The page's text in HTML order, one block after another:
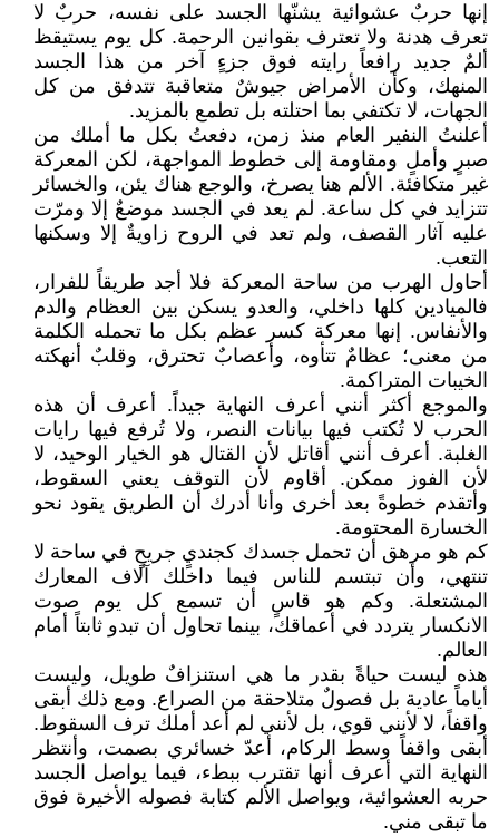
إنها حربٌ عشوائية يشنّها الجسد على نفسه، حربٌ لا
تعرف هدنة ولا تعترف بقوانين الرحمة. كل يوم يستيقظ
ألمٌ جديد رافعاً رايته فوق جزءٍ آخر من هذا الجسد
المنهك، وكأن الأمراض جيوشٌ متعاقبة تتدفق من كل
الجهات، لا تكتفي بما احتلته بل تطمع بالمزيد.
أعلنتُ النفير العام منذ زمن، دفعتُ بكل ما أملك من
صبرٍ وأملٍ ومقاومة إلى خطوط المواجهة، لكن المعركة
غير متكافئة. الألم هنا يصرخ، والوجع هناك يئن، والخسائر
تتزايد في كل ساعة. لم يعد في الجسد موضعٌ إلا ومرّت
عليه آثار القصف، ولم تعد في الروح زاويةٌ إلا وسكنها
التعب.
أحاول الهرب من ساحة المعركة فلا أجد طريقاً للفرار،
فالميادين كلها داخلي، والعدو يسكن بين العظام والدم
والأنفاس. إنها معركة كسر عظم بكل ما تحمله الكلمة
من معنى؛ عظامٌ تتأوه، وأعصابٌ تحترق، وقلبٌ أنهكته
الخيبات المتراكمة.
والموجع أكثر أنني أعرف النهاية جيداً. أعرف أن هذه
الحرب لا تُكتب فيها بيانات النصر، ولا تُرفع فيها رايات
الغلبة. أعرف أنني أقاتل لأن القتال هو الخيار الوحيد، لا
لأن الفوز ممكن. أقاوم لأن التوقف يعني السقوط،
وأتقدم خطوةً بعد أخرى وأنا أدرك أن الطريق يقود نحو
الخسارة المحتومة.
كم هو مرهق أن تحمل جسدك كجنديٍ جريحٍ في ساحة لا
تنتهي، وأن تبتسم للناس فيما داخلك آلاف المعارك
المشتعلة. وكم هو قاسٍ أن تسمع كل يوم صوت
الانكسار يتردد في أعماقك، بينما تحاول أن تبدو ثابتاً أمام
العالم.
هذه ليست حياةً بقدر ما هي استنزافٌ طويل، وليست
أياماً عادية بل فصولٌ متلاحقة من الصراع. ومع ذلك أبقى
واقفاً، لا لأنني قوي، بل لأنني لم أعد أملك ترف السقوط.
أبقى واقفاً وسط الركام، أعدّ خسائري بصمت، وأنتظر
النهاية التي أعرف أنها تقترب ببطء، فيما يواصل الجسد
حربه العشوائية، ويواصل الألم كتابة فصوله الأخيرة فوق
ما تبقى مني.